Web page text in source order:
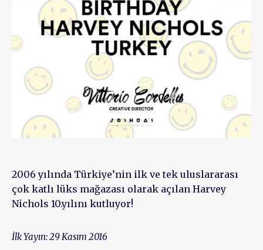
2006 yılında Türkiye’nin ilk ve tek uluslararası
çok katlı lüks mağazası olarak açılan Harvey
Nichols 10.yılını kutluyor!
İlk Yayın: 29 Kasım 2016